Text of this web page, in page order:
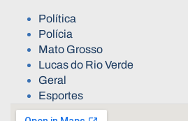
Política
Polícia
Mato Grosso
Lucas do Rio Verde
Geral
Esportes